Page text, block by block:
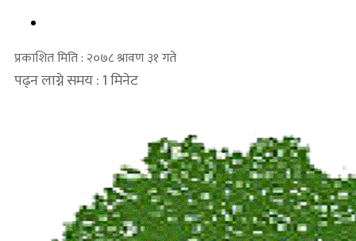
प्रकाशित मिति : २०७८ श्रावण ३१ गते
पढ्न लाग्ने समय : 1 मिनेट